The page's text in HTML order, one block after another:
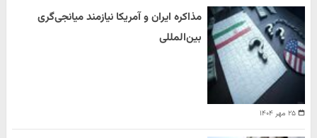
۲۵ مهر ۱۴۰۴
مذاکره ایران و آمریکا نیازمند میانجی‌گری
بین‌المللی